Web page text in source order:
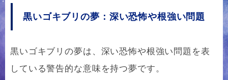
黒いゴキブリの夢：深い恐怖や根強い問題
黒いゴキブリの夢は、深い恐怖や根強い問題を表
している警告的な意味を持つ夢です。